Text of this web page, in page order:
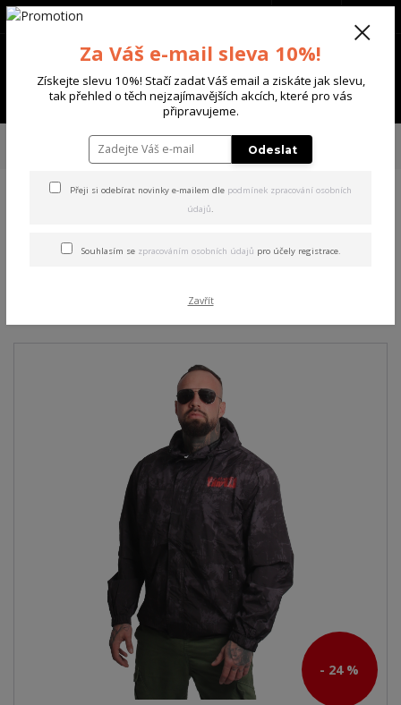
Menu
+420 702 136 620
PÁNSKÉ BUNDY
Yakuza pánská větrovka Rockstarz
Windbreaker black 3XL
Yakuza pánská větrovka
Rockstarz Windbreaker black
- 24 %
Za Váš e-mail sleva 10%!
Získejte slevu 10%! Stačí zadat Váš email a ziskáte jak slevu,
tak přehled o těch nejzajímavějších akcích, které pro vás
připravujeme.
Odeslat
Přeji si odebírat novinky e-mailem dle podmínek zpracování osobních
údajů.
Souhlasím se zpracováním osobních údajů pro účely registrace.
Zavřít